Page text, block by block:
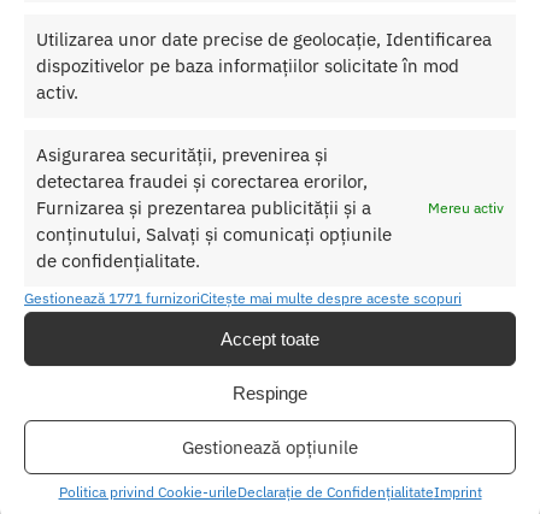
Utilizarea unor date precise de geolocație, Identificarea
dispozitivelor pe baza informațiilor solicitate în mod
activ.
Asigurarea securității, prevenirea și
detectarea fraudei și corectarea erorilor,
Furnizarea și prezentarea publicității și a
conținutului, Salvați și comunicați opțiunile
de confidențialitate.
Mereu activ
Gestionează 1771 furnizoriCitește mai multe despre aceste scopuri
Accept toate
Respinge
Gestionează opțiunile
Politica privind Cookie-urileDeclarație de ConfidențialitateImprint
Produse similare